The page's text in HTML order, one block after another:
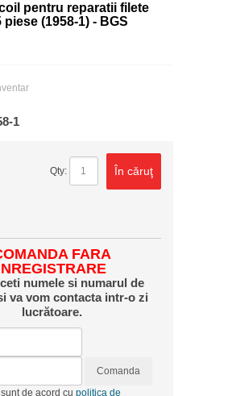
pentru reparatii filete
piese (1958-1) - BGS
1
Qty: În căruţ
FARA
numele si numarul de
va vom contacta intr-o zi
lucrătoare.
Comanda
de acord cu politica de